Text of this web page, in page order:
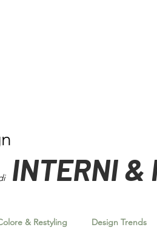
INTERNI &
& Restyling Design Trends